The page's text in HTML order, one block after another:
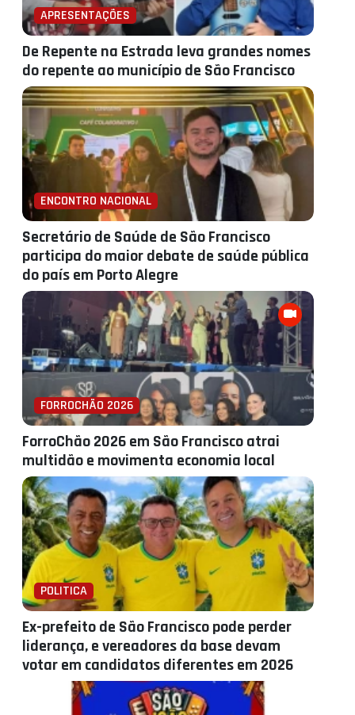
APRESENTAÇÕES
De Repente na Estrada leva grandes nomes
do repente ao município de São Francisco
ENCONTRO NACIONAL
Secretário de Saúde de São Francisco
participa do maior debate de saúde pública
do país em Porto Alegre
FORROCHÃO 2026
ForroChão 2026 em São Francisco atrai
multidão e movimenta economia local
POLITICA
Ex-prefeito de São Francisco pode perder
liderança, e vereadores da base devam
votar em candidatos diferentes em 2026